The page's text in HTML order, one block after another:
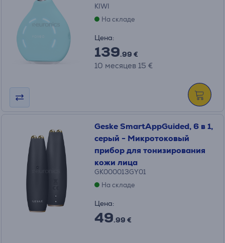
KIWI
На складе
Цена:
139.99 €
10 месяцев 15 €
Geske SmartAppGuided, 6 в 1,
серый - Микротоковый
прибор для тонизирования
кожи лица
GK000013GY01
На складе
Цена:
49.99 €